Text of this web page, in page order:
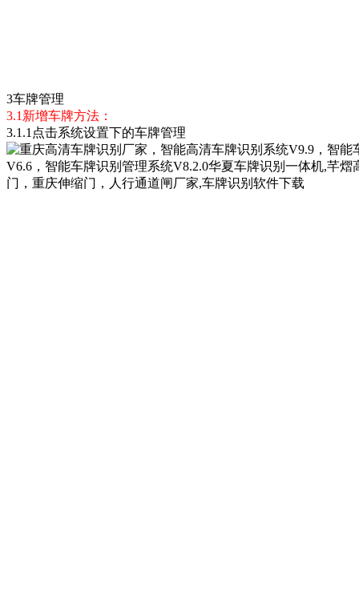
3车牌管理
3.1新增车牌方法：
3.1.1点击系统设置下的车牌管理